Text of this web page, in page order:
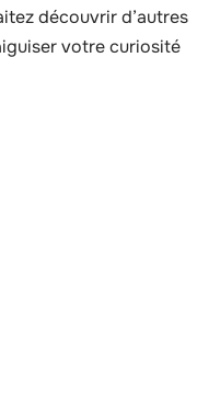
découvrir d’autres
votre curiosité